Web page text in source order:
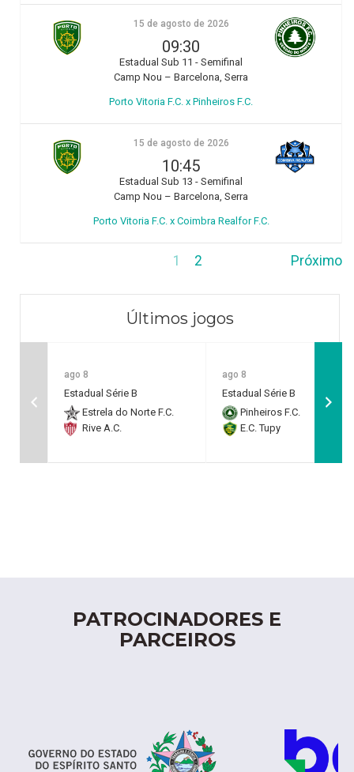
15 de agosto de 2026
09:30
Estadual Sub 11 - Semifinal
Camp Nou – Barcelona, Serra
Porto Vitoria F.C. x Pinheiros F.C.
15 de agosto de 2026
10:45
Estadual Sub 13 - Semifinal
Camp Nou – Barcelona, Serra
Porto Vitoria F.C. x Coimbra Realfor F.C.
1 2 Próximo
Últimos jogos
ago 8
Estadual Série B
Estrela do Norte F.C.
Rive A.C.
ago 8
Estadual Série B
Pinheiros F.C.
E.C. Tupy
PATROCINADORES E
PARCEIROS